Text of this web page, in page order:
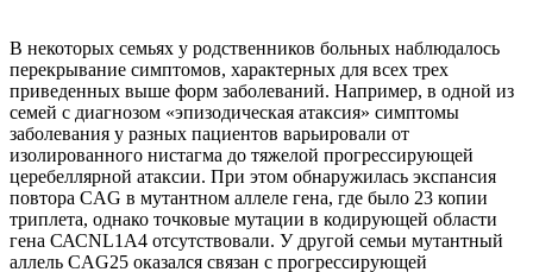
В некоторых семьях у родственников больных наблюдалось
перекрывание симптомов, характерных для всех трех
приведенных выше форм заболеваний. Например, в одной из
семей с диагнозом «эпизодическая атаксия» симптомы
заболевания у разных пациентов варьировали от
изолированного нистагма до тяжелой прогрессирующей
церебеллярной атаксии. При этом обнаружилась экспансия
повтора CAG в мутантном аллеле гена, где было 23 копии
триплета, однако точковые мутации в кодирующей области
гена САСNL1А4 отсутствовали. У другой семьи мутантный
аллель CAG25 оказался связан с прогрессирующей